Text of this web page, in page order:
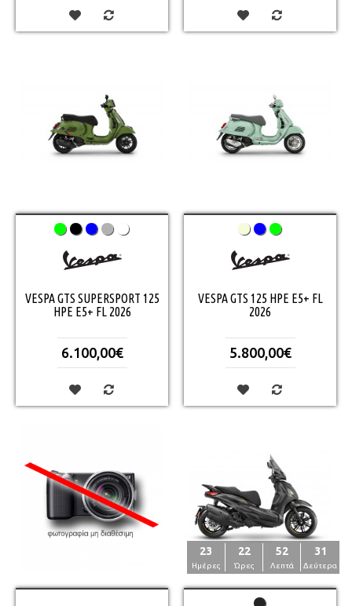
VESPA GTS SUPERSPORT 125
HPE E5+ FL 2026
6.100,00€
VESPA GTS 125 HPE E5+ FL
2026
5.800,00€
23
Ημέρες
22
Ώρες
52
Λεπτά
30
Δεύτερα